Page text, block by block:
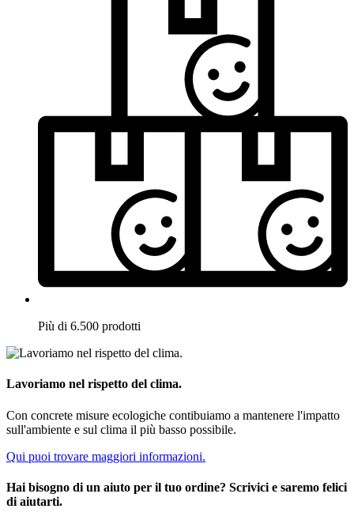
Più di 6.500 prodotti
Lavoriamo nel rispetto del clima.
Con concrete misure ecologiche contibuiamo a mantenere l'impatto
sull'ambiente e sul clima il più basso possibile.
Qui puoi trovare maggiori informazioni.
Hai bisogno di un aiuto per il tuo ordine? Scrivici e saremo felici
di aiutarti.